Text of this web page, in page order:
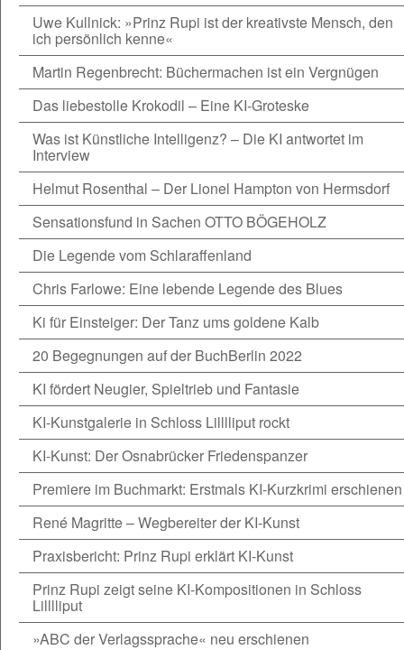
Uwe Kullnick: »Prinz Rupi ist der kreativste Mensch, den
ich persönlich kenne«
Martin Regenbrecht: Büchermachen ist ein Vergnügen
Das liebestolle Krokodil – Eine KI-Groteske
Was ist Künstliche Intelligenz? – Die KI antwortet im
Interview
Helmut Rosenthal – Der Lionel Hampton von Hermsdorf
Sensationsfund in Sachen OTTO BÖGEHOLZ
Die Legende vom Schlaraffenland
Chris Farlowe: Eine lebende Legende des Blues
Ki für Einsteiger: Der Tanz ums goldene Kalb
20 Begegnungen auf der BuchBerlin 2022
KI fördert Neugier, Spieltrieb und Fantasie
KI-Kunstgalerie in Schloss Lilllliput rockt
KI-Kunst: Der Osnabrücker Friedenspanzer
Premiere im Buchmarkt: Erstmals KI-Kurzkrimi erschienen
René Magritte – Wegbereiter der KI-Kunst
Praxisbericht: Prinz Rupi erklärt KI-Kunst
Prinz Rupi zeigt seine KI-Kompositionen in Schloss
Lilllliput
»ABC der Verlagssprache« neu erschienen